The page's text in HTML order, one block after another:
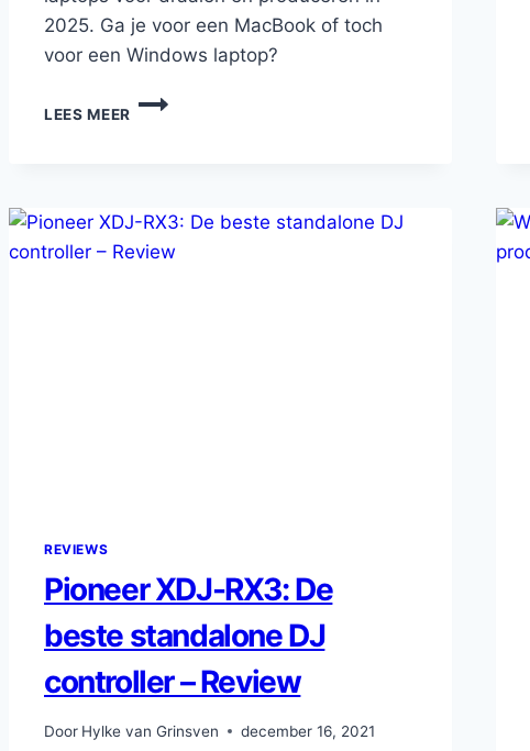
2025. Ga je voor een MacBook of toch
voor een Windows laptop?
LEES MEER
DE
DRAAIEN
PRODUCEREN
REVIEWS
Pioneer XDJ-RX3: De
beste standalone DJ
controller – Review
Door Hylke van Grinsven december 16, 2021